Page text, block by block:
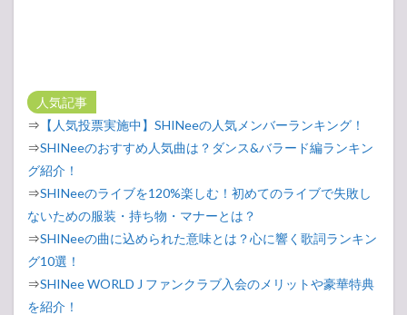
人気記事
⇒ 【人気投票実施中】SHINeeの人気メンバーランキング！
⇒SHINeeのおすすめ人気曲は？ダンス&バラード編ランキン
グ紹介！
⇒SHINeeのライブを120%楽しむ！初めてのライブで失敗し
ないための服装・持ち物・マナーとは？
⇒SHINeeの曲に込められた意味とは？心に響く歌詞ランキン
グ10選！
⇒SHINee WORLD J ファンクラブ入会のメリットや豪華特典
を紹介！